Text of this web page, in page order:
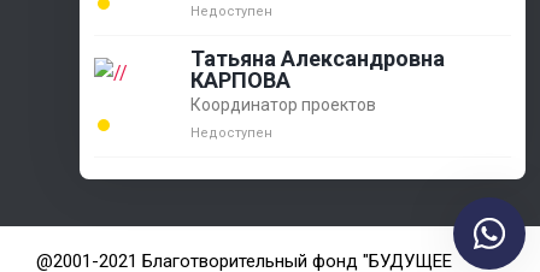
обл., г. Азов, ул. Измайлова д. 58
Политика конфидециальности
@2001-2021 Благотворительный фонд "БУДУЩЕЕ
Недоступен
Татьяна Александровна
КАРПОВА
Координатор проектов
Недоступен